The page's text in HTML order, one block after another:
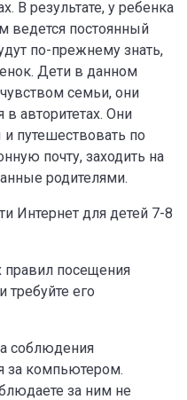
В результате, у ребенка
ведется постоянный
по-прежнему знать,
Дети в данном
семьи, они
авторитетах. Они
путешествовать по
почту, заходить на
родителями.
Интернет для детей 7-8
правил посещения
требуйте его
соблюдения
за компьютером.
за ним не